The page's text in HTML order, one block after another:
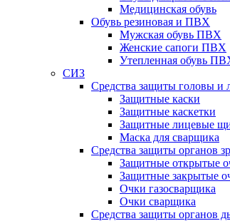
Медицинская обувь
Обувь резиновая и ПВХ
Мужская обувь ПВХ
Женские сапоги ПВХ
Утепленная обувь
СИЗ
Средства защиты головы и
Защитные каски
Защитные каскетки
Защитные лицевые
Маска для сварщика
Средства защиты органов
Защитные открытые
Защитные закрытые
Очки газосварщика
Очки сварщика
Средства защиты органов